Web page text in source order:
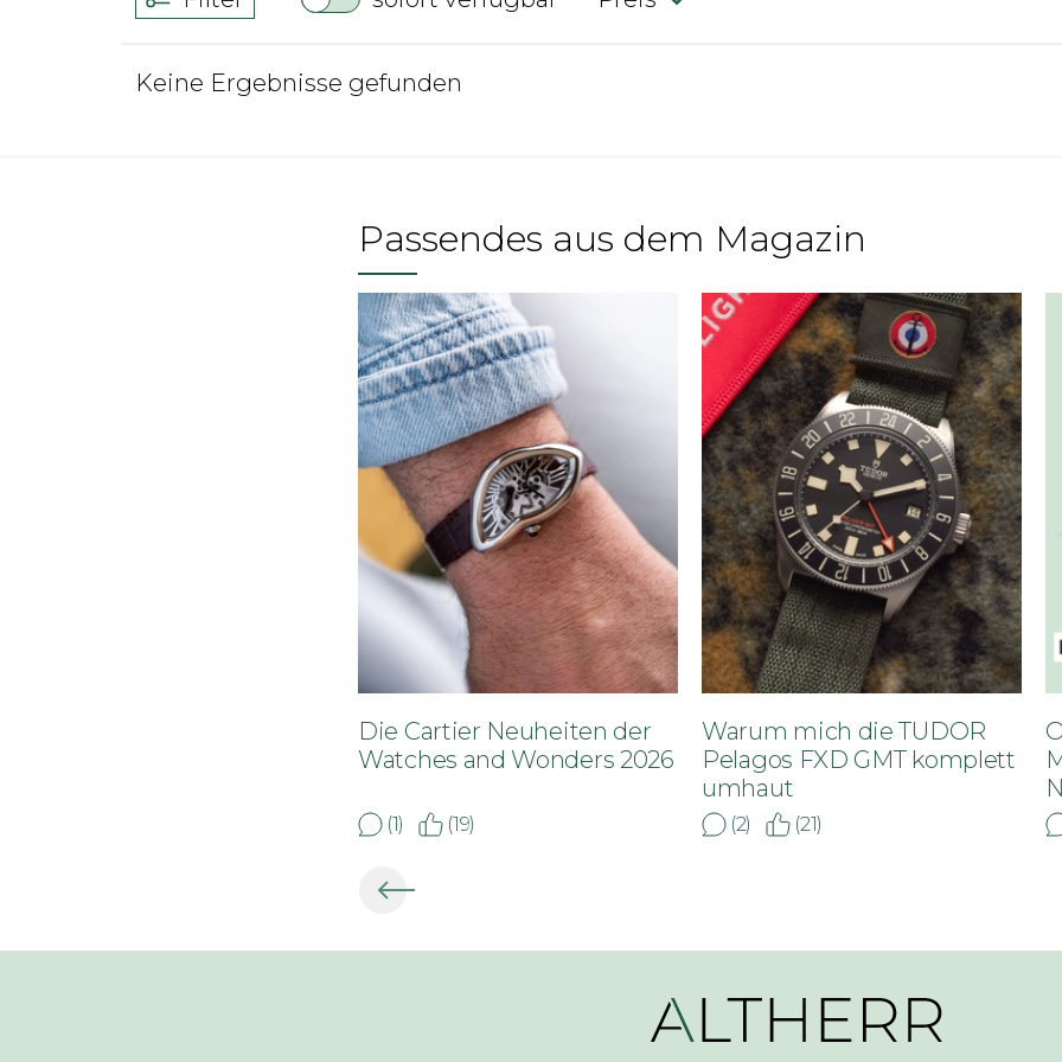
Keine Ergebnisse gefunden
Passendes aus dem Magazin
Die Cartier Neuheiten der
Watches and Wonders 2026
(1) (19)
Warum mich die TUDOR
Pelagos FXD GMT komplett
umhaut
(2) (21)